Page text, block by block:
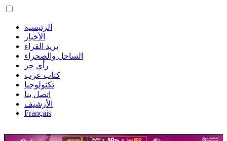
الرئيسية
الأخبار
بريد القراء
الساحل والصحراء
رأي حر
كتاب عرب
تكنولوجيا
اتصل بنا
الأرشيف
Français